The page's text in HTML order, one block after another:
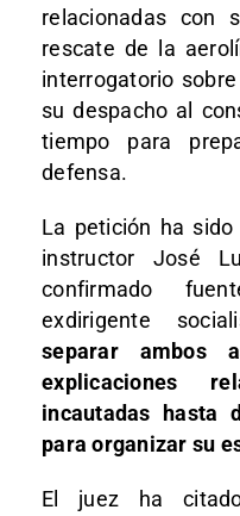
relacionadas con
rescate de la
interrogatorio
su despacho al
tiempo para
defensa.
La petición ha
instructor José
confirmado
exdirigente
separar ambos
explicaciones
incautadas hasta
para organizar su
El juez ha